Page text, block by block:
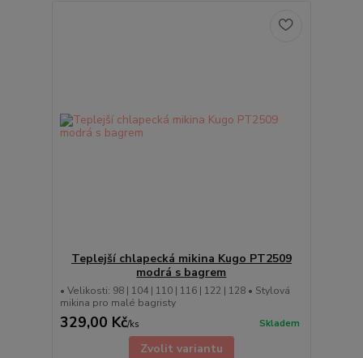
Teplejší chlapecká mikina Kugo PT2509
modrá s bagrem
• Velikosti: 98 | 104 | 110 | 116 | 122 | 128 • Stylová
mikina pro malé bagristy
329,00 Kč/ks Skladem
Zvolit variantu